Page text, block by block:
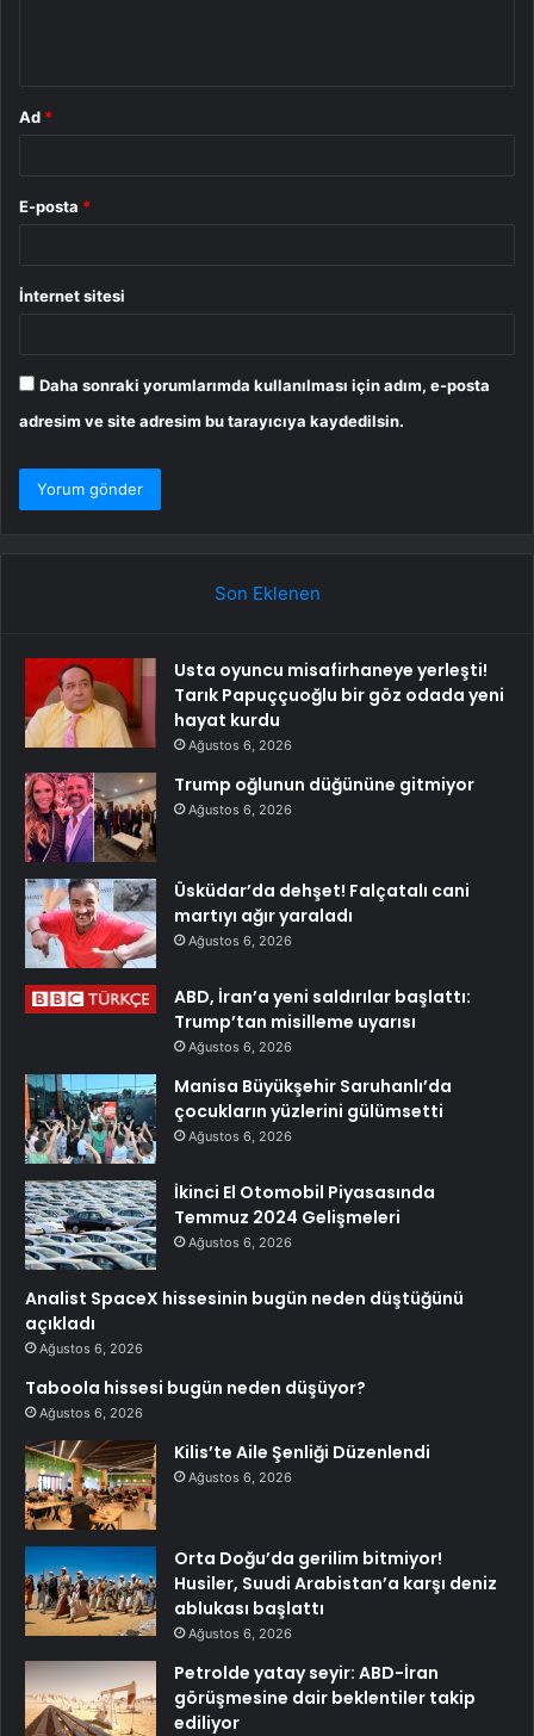
Ad *
E-posta *
İnternet sitesi
Daha sonraki yorumlarımda kullanılması için adım, e-posta
adresim ve site adresim bu tarayıcıya kaydedilsin.
Son Eklenen
Usta oyuncu misafirhaneye yerleşti!
Tarık Papuççuoğlu bir göz odada yeni
hayat kurdu
Ağustos 6, 2026
Trump oğlunun düğününe gitmiyor
Ağustos 6, 2026
Üsküdar’da dehşet! Falçatalı cani
martıyı ağır yaraladı
Ağustos 6, 2026
ABD, İran’a yeni saldırılar başlattı:
Trump’tan misilleme uyarısı
Ağustos 6, 2026
Manisa Büyükşehir Saruhanlı’da
çocukların yüzlerini gülümsetti
Ağustos 6, 2026
İkinci El Otomobil Piyasasında
Temmuz 2024 Gelişmeleri
Ağustos 6, 2026
Analist SpaceX hissesinin bugün neden düştüğünü
açıkladı
Ağustos 6, 2026
Taboola hissesi bugün neden düşüyor?
Ağustos 6, 2026
Kilis’te Aile Şenliği Düzenlendi
Ağustos 6, 2026
Orta Doğu’da gerilim bitmiyor!
Husiler, Suudi Arabistan’a karşı deniz
ablukası başlattı
Ağustos 6, 2026
Petrolde yatay seyir: ABD-İran
görüşmesine dair beklentiler takip
ediliyor